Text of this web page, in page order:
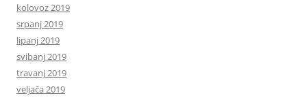
kolovoz 2019
srpanj 2019
lipanj 2019
svibanj 2019
travanj 2019
veljača 2019